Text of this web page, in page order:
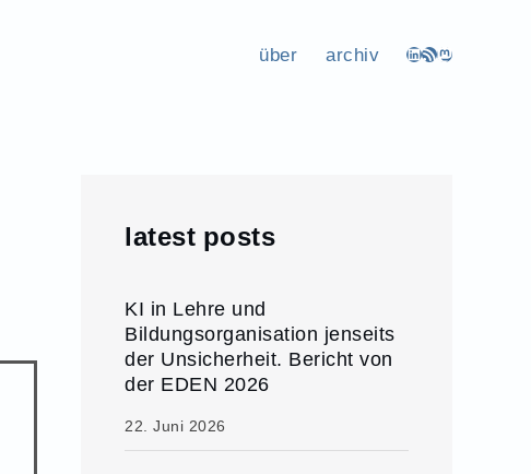
über archiv LinkedIn
RSS-FeedMastodon
latest posts
KI in Lehre und
Bildungsorganisation jenseits
der Unsicherheit. Bericht von
der EDEN 2026
22. Juni 2026